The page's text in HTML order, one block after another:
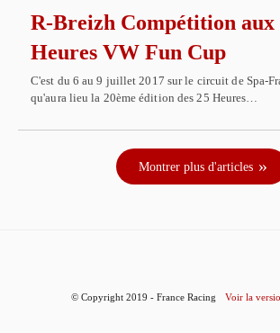
R-Breizh Compétition aux
Heures VW Fun Cup
C'est du 6 au 9 juillet 2017 sur le circuit de Spa-
qu'aura lieu la 20ème édition des 25 Heures…
Montrer plus d'articles
© Copyright 2019 - France Racing Voir la